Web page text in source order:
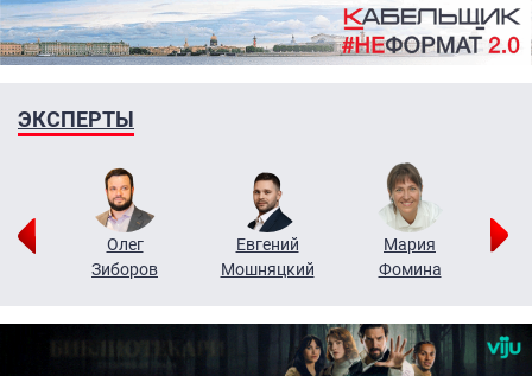
ЭКСПЕРТЫ
Олег
Зиборов
Евгений
Мошняцкий
Мария
Фомина